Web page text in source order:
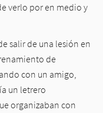
verlo por en medio y
salir de una lesión en
de
con un amigo,
un letrero
organizaban con